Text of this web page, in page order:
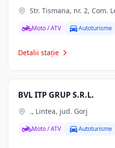
Str. Tismana, nr. 2, Com.
Moto / ATV Autoturisme
Detalii stație
BVL ITP GRUP S.R.L.
., Lintea, jud. Gorj
Moto / ATV Autoturisme